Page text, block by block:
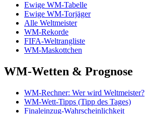
Ewige WM-Tabelle
Ewige WM-Torjäger
Alle Weltmeister
WM-Rekorde
FIFA-Weltrangliste
WM-Maskottchen
WM-Wetten & Prognose
WM-Rechner: Wer wird Weltmeister?
WM-Wett-Tipps (Tipp des Tages)
Finaleinzug-Wahrscheinlichkeit